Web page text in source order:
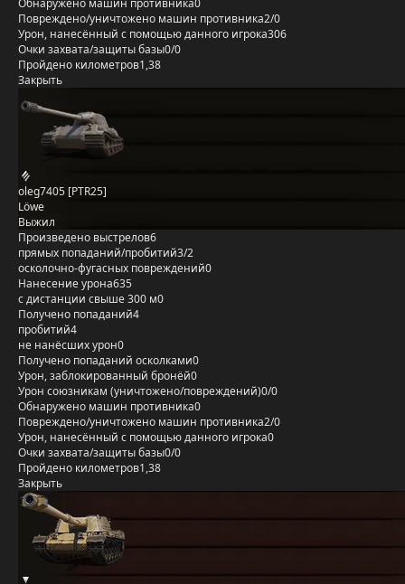
Обнаружено машин противника0
Повреждено/уничтожено машин противника2/0
Урон, нанесённый с помощью данного игрока306
Очки захвата/защиты базы0/0
Пройдено километров1,38
Закрыть
oleg7405 [PTR25]
Löwe
Выжил
Произведено выстрелов6
прямых попаданий/пробитий3/2
осколочно-фугасных повреждений0
Нанесение урона635
с дистанции свыше 300 м0
Получено попаданий4
пробитий4
не нанёсших урон0
Получено попаданий осколками0
Урон, заблокированный бронёй0
Урон союзникам (уничтожено/повреждений)0/0
Обнаружено машин противника0
Повреждено/уничтожено машин противника2/0
Урон, нанесённый с помощью данного игрока0
Очки захвата/защиты базы0/0
Пройдено километров1,38
Закрыть